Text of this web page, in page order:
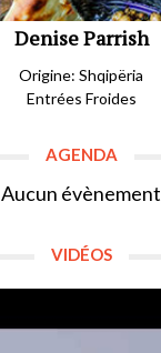
Denise Parrish
Origine: Shqipëria
Entrées Froides
AGENDA
Aucun évènement
VIDÉOS